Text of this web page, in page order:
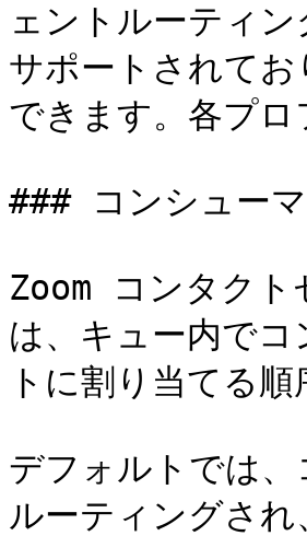
ェントルーティ
サポートされて
できます。各プ
### コンシュー
Zoom コンタクト
は、キュー内で
トに割り当てる
デフォルトでは
ルーティングさ